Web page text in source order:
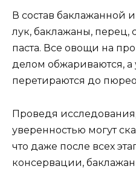
В состав баклажанной
лук, баклажаны, перец,
паста. Все овощи на
делом обжариваются, а
перетираются до
Проведя
уверенностью могут
что даже после всех
консервации,